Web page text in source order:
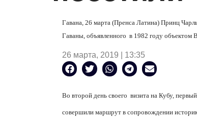
Гавана, 26 марта (Пренса Латина) Принц
Гаваны, объявленного в 1982 году
26 марта, 2019 | 13:35
Во второй день своего визита на Кубу,
совершили маршрут в сопровождении